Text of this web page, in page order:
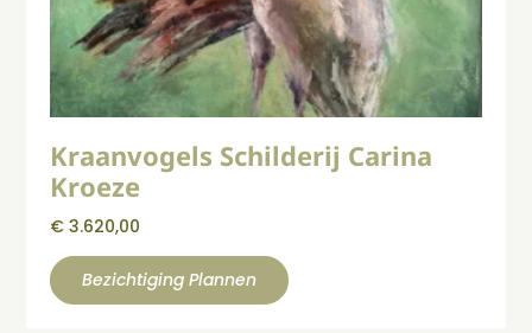
Kraanvogels Schilderij Carina
Kroeze
€ 3.620,00
Bezichtiging Plannen